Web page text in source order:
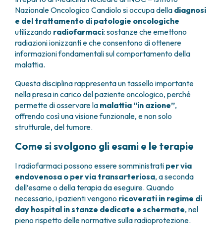
TUMORI TESTA E COLLO
TUMORI TIROIDE E GHIANDOLE ENDOCRINE
APPARATO GENITALE-RIPRODUTTIVO
ENDOMETRIOSI
FIBROMI UTERINI
TUMORI ENDOMETRIO
TUMORI MAMMELLA
TUMORI OVAIO
TUMORI PROSTATA
TUMORI TESTICOLO
TUMORI VESCICA
TUMORI DI PELLE, SANGUE E TESSUTI
LEUCEMIE ACUTE
LINFOMI
MELANOMI
MESOTELIOMI
AREE CHIRURGICHE
ANESTESIA E RIANIMAZIONE
BREAST UNIT
CENTRO PER I TUMORI DELL’OVAIO
CHIRURGIA ONCOLOGICA
CHIRURGIA TORACICA ONCOLOGICA
CHIRURGIA DEI TUMORI DELLA PELLE
CHIRURGIA UROLOGICA
CHIRURGIA SENOLOGICA
GASTROENTEROLOGIA ED ENDOSCOPIA
DIGESTIVA
EREDITARI
OTORINOLARINGOIATRIA
DIAGNOSTICA E SERVIZI
DIREZIONE ASSISTENZIALE E TECNICA
ANATOMIA PATOLOGICA
COME RAGGIUNGERCI
OSPITALITÀ SOLIDALE
ASSISTENTE SOCIALE
CANDIOLO CARES
I VOLONTARI
DOCUMENTI UTILI
TECHNOLOGY TRANSFER OFFICE (TTO)
LABORATORI
GENOMICS CENTRE
PROGETTI INTERNAZIONALI
PROGETTI NAZIONALI
SOSTIENI LA RICERCA
HOSPICE
NEWS
Nazionale Oncologico Candiolo si occupa della diagnosi
e del trattamento di patologie oncologiche
utilizzando radiofarmaci: sostanze che emettono
radiazioni ionizzanti e che consentono di ottenere
informazioni fondamentali sul comportamento della
malattia.
Questa disciplina rappresenta un tassello importante
nella presa in carico del paziente oncologico, perché
permette di osservare la malattia “in azione”,
offrendo così una visione funzionale, e non solo
strutturale, del tumore.
Come si svolgono gli esami e le terapie
I radiofarmaci possono essere somministrati per via
endovenosa o per via transarteriosa, a seconda
dell’esame o della terapia da eseguire. Quando
necessario, i pazienti vengono ricoverati in regime di
day hospital in stanze dedicate e schermate, nel
pieno rispetto delle normative sulla radioprotezione.